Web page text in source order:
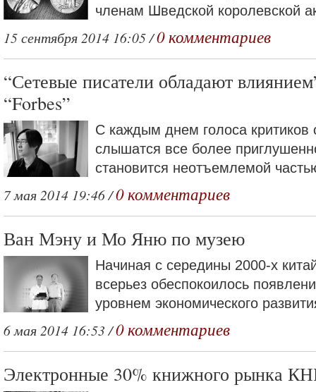
членам Шведской королевской
15 сентября 2014 16:05 /0 комментариев
“Сетевые писатели обладают
“Forbes”
С каждым днем голоса критиков
слышатся все более
становится неотъемлемой
7 мая 2014 19:46 /0 комментариев
Ван Мэну и Мо Яню по музею
Начиная с середины 2000-х
всерьез обеспокоилось
уровнем экономического
6 мая 2014 16:53 /0 комментариев
Электронные 30% книжного рынка